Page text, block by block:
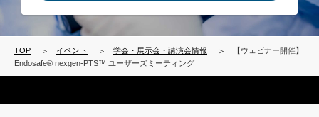
TOP イベント 学会・展示会・講演会情報
【ウェビナー開催】
Endosafe® nexgen-PTS™ ユーザーズミーティング